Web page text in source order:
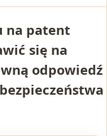
na patent
się na
odpowiedź